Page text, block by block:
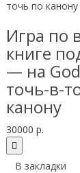
Игра по
книге
— на
точь-в-
канону
30000 р.
В закладки